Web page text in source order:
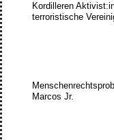
Kordilleren
terroristische
Marcos Jr.